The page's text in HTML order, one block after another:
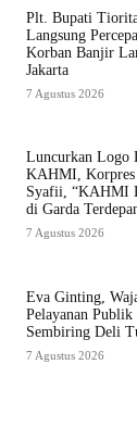
Plt. Bupati
Langsung
Korban Banjir
Jakarta
7 Agustus 2026
Luncurkan Logo
KAHMI,
Syafii, “KAHMI
di Garda
7 Agustus 2026
Eva Ginting,
Pelayanan Publik
Sembiring Deli
7 Agustus 2026